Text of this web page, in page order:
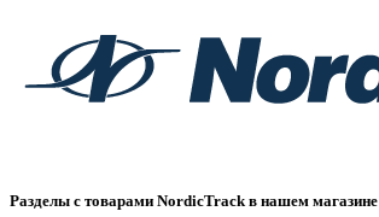
Разделы с товарами NordicTrack в нашем магазине